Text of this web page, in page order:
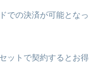
での決済が可能となっ
ットで契約するとお得